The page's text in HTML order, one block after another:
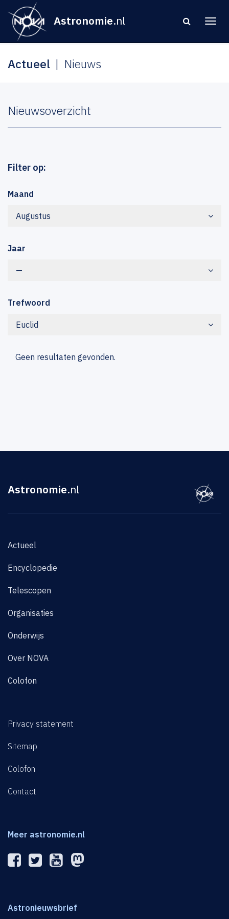
Astronomie.nl
Actueel Nieuws
Nieuwsoverzicht
Filter op:
Maand
Augustus
Jaar
—
Trefwoord
Euclid
Geen resultaten gevonden.
Astronomie.nl
Actueel
Encyclopedie
Telescopen
Organisaties
Onderwijs
Over NOVA
Colofon
Privacy statement
Sitemap
Colofon
Contact
Meer astronomie.nl
Astronieuwsbrief